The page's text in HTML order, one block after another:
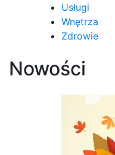
Usługi
Wnętrza
Zdrowie
Nowości